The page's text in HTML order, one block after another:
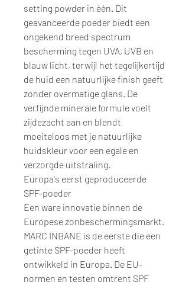
setting powder in één. Dit
geavanceerde poeder biedt een
ongekend breed spectrum
bescherming tegen UVA, UVB en
blauw licht, terwijl het tegelijkertijd
de huid een natuurlijke finish geeft
zonder overmatige glans. De
verfijnde minerale formule voelt
zijdezacht aan en blendt
moeiteloos met je natuurlijke
huidskleur voor een egale en
verzorgde uitstraling.
Europa's eerst geproduceerde
SPF-poeder
Een ware innovatie binnen de
Europese zonbeschermingsmarkt.
MARC INBANE is de eerste die een
getinte SPF-poeder heeft
ontwikkeld in Europa. De EU-
normen en testen omtrent SPF